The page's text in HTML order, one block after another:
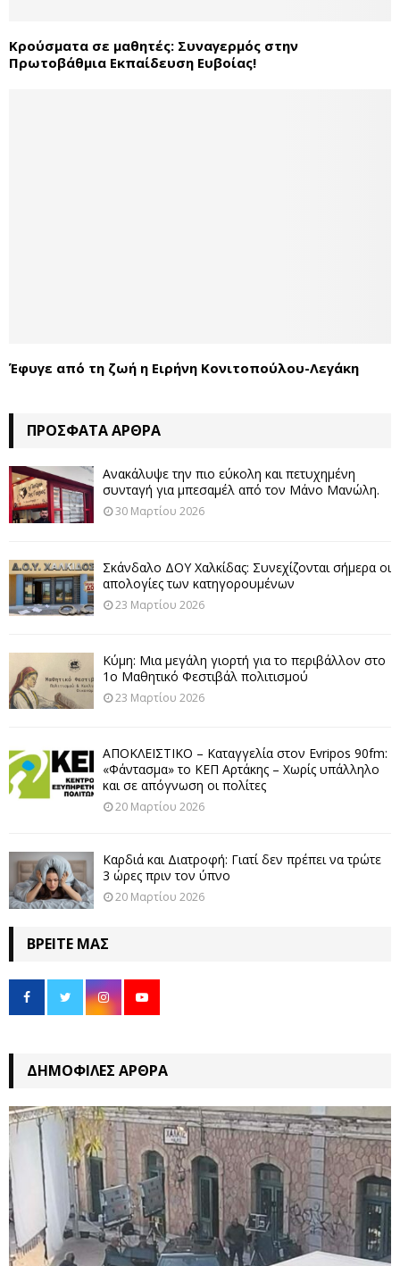
Κρούσματα σε μαθητές: Συναγερμός στην
Πρωτοβάθμια Εκπαίδευση Ευβοίας!
Έφυγε από τη ζωή η Ειρήνη Κονιτοπούλου-Λεγάκη
ΠΡΌΣΦΑΤΑ ΆΡΘΡΑ
Ανακάλυψε την πιο εύκολη και πετυχημένη
συνταγή για μπεσαμέλ από τον Μάνο Μανώλη.
30 Μαρτίου 2026
Σκάνδαλο ΔΟΥ Χαλκίδας: Συνεχίζονται σήμερα οι
απολογίες των κατηγορουμένων
23 Μαρτίου 2026
Κύμη: Μια μεγάλη γιορτή για το περιβάλλον στο
1ο Μαθητικό Φεστιβάλ πολιτισμού
23 Μαρτίου 2026
ΑΠΟΚΛΕΙΣΤΙΚΟ – Καταγγελία στον Evripos 90fm:
«Φάντασμα» το ΚΕΠ Αρτάκης – Χωρίς υπάλληλο
και σε απόγνωση οι πολίτες
20 Μαρτίου 2026
Καρδιά και Διατροφή: Γιατί δεν πρέπει να τρώτε
3 ώρες πριν τον ύπνο
20 Μαρτίου 2026
ΒΡΕΊΤΕ ΜΑΣ
ΔΗΜΟΦΙΛΈΣ ΆΡΘΡΑ